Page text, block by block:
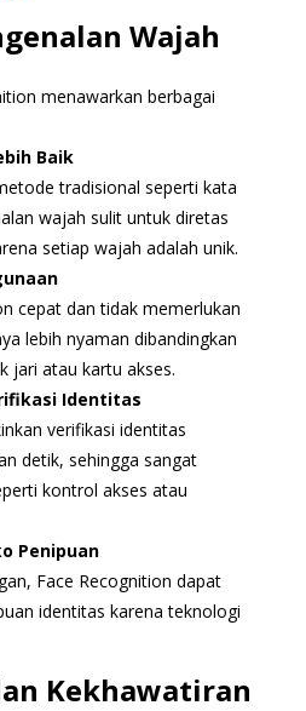
Wajah
menawarkan berbagai
Baik
tradisional seperti kata
wajah sulit untuk diretas
setiap wajah adalah unik.
cepat dan tidak memerlukan
lebih nyaman dibandingkan
jari atau kartu akses.
Identitas
verifikasi identitas
detik, sehingga sangat
kontrol akses atau
Penipuan
Face Recognition dapat
identitas karena teknologi
Kekhawatiran